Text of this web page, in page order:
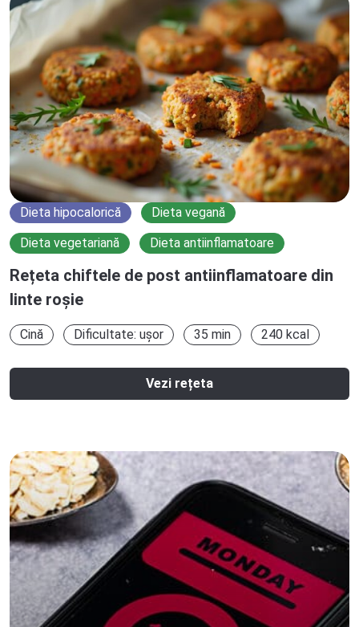
Dieta hipocalorică
Dieta vegană
Dieta vegetariană
Dieta antiinflamatoare
Rețeta chiftele de post antiinflamatoare din
linte roșie
Cină Dificultate: ușor 35 min 240 kcal
Vezi rețeta